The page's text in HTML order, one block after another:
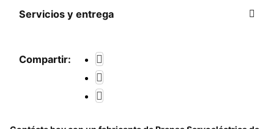
Servicios y entrega
Compartir: